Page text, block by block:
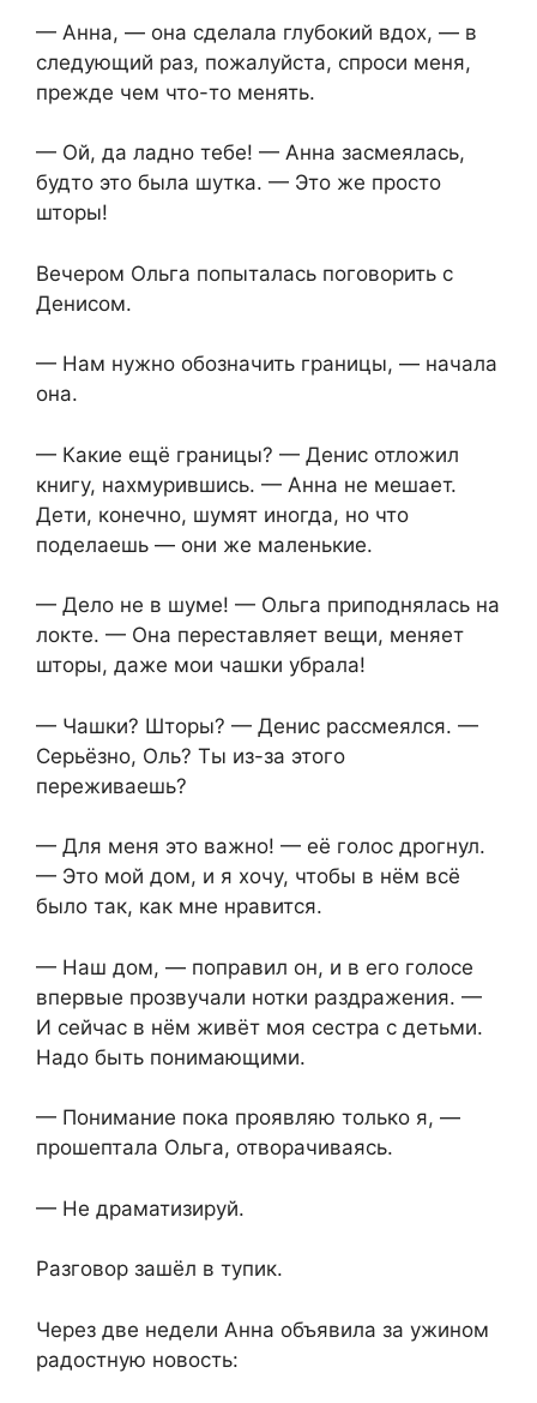
— Анна, — она сделала глубокий вдох, — в
следующий раз, пожалуйста, спроси меня,
прежде чем что-то менять.
— Ой, да ладно тебе! — Анна засмеялась,
будто это была шутка. — Это же просто
шторы!
Вечером Ольга попыталась поговорить с
Денисом.
— Нам нужно обозначить границы, — начала
она.
— Какие ещё границы? — Денис отложил
книгу, нахмурившись. — Анна не мешает.
Дети, конечно, шумят иногда, но что
поделаешь — они же маленькие.
— Дело не в шуме! — Ольга приподнялась на
локте. — Она переставляет вещи, меняет
шторы, даже мои чашки убрала!
— Чашки? Шторы? — Денис рассмеялся. —
Серьёзно, Оль? Ты из-за этого
переживаешь?
— Для меня это важно! — её голос дрогнул.
— Это мой дом, и я хочу, чтобы в нём всё
было так, как мне нравится.
— Наш дом, — поправил он, и в его голосе
впервые прозвучали нотки раздражения. —
И сейчас в нём живёт моя сестра с детьми.
Надо быть понимающими.
— Понимание пока проявляю только я, —
прошептала Ольга, отворачиваясь.
— Не драматизируй.
Разговор зашёл в тупик.
Через две недели Анна объявила за ужином
радостную новость: